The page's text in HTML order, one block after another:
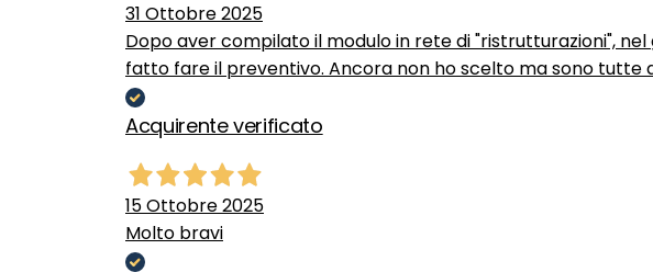
31 Ottobre 2025
Dopo aver compilato il modulo in rete di "ristrutturazioni",
fatto fare il preventivo. Ancora non ho scelto ma sono tutte
Acquirente verificato
15 Ottobre 2025
Molto bravi